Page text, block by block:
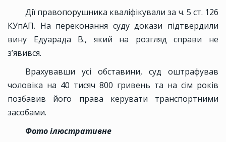
Дії правопорушника кваліфікували за ч. 5 ст. 126
КУпАП. На переконання суду докази підтвердили
вину Едуарада В., який на розгляд справи не
з’явився.
Врахувавши усі обставини, суд оштрафував
чоловіка на 40 тисяч 800 гривень та на сім років
позбавив його права керувати транспортними
засобами.
Фото ілюстративне